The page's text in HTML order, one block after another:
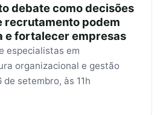
debate como decisões
recrutamento podem
e fortalecer empresas
especialistas em
organizacional e gestão
setembro, às 11h